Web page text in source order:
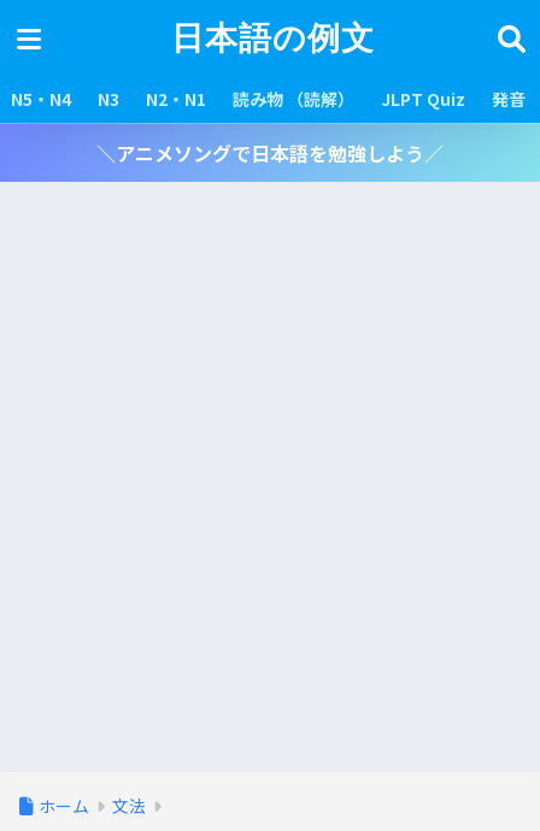
日本語の例文
N5・N4 N3 N2・N1 読み物 （読解） JLPT Quiz 発音
＼アニメソングで日本語を勉強しよう／
ホーム 文法